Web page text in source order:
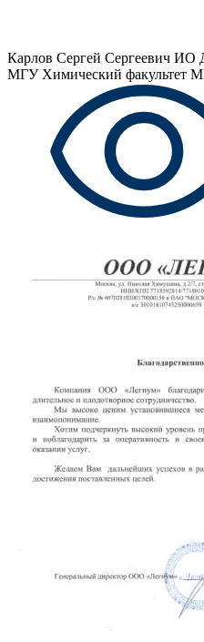
Карлов Сергей Сергеевич ИО
МГУ Химический факультет